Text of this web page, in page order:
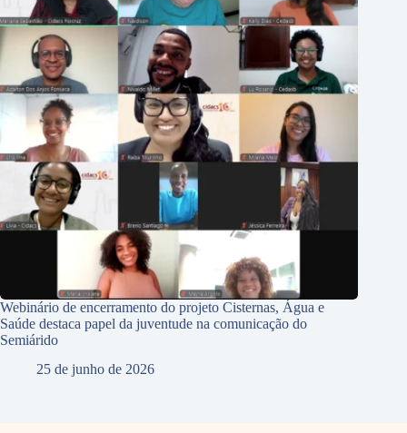
Webinário de encerramento do projeto Cisternas, Água e
Saúde destaca papel da juventude na comunicação do
Semiárido
25 de junho de 2026